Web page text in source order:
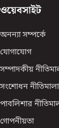
ওয়েবসাইট
অনন্যা সম্পর্কে
যোগাযোগ
সম্পাদকীয়
সংশোধন নীতিমালা
পাবলিশার
গোপনীয়তা